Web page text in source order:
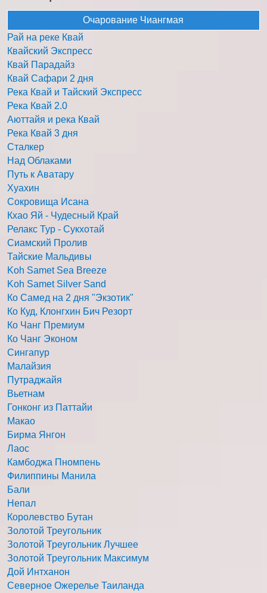
Очарование Чиангмая
Рай на реке Квай
Квайский Экспресс
Квай Парадайз
Квай Сафари 2 дня
Река Квай и Тайский Экспресс
Река Квай 2.0
Аюттайя и река Квай
Река Квай 3 дня
Сталкер
Над Облаками
Путь к Аватару
Хуахин
Сокровища Исана
Кхао Яй - Чудесный Край
Релакс Тур - Сукхотай
Сиамский Пролив
Тайские Мальдивы
Koh Samet Sea Breeze
Koh Samet Silver Sand
Ко Самед на 2 дня "Экзотик"
Ко Куд, Клонгхин Бич Резорт
Ко Чанг Премиум
Ко Чанг Эконом
Сингапур
Малайзия
Путраджайя
Вьетнам
Гонконг из Паттайи
Макао
Бирма Янгон
Лаос
Камбоджа Пномпень
Филиппины Манила
Бали
Непал
Королевство Бутан
Золотой Треугольник
Золотой Треугольник Лучшее
Золотой Треугольник Максимум
Дой Интханон
Северное Ожерелье Таиланда